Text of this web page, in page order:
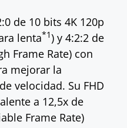
de 10 bits 4K 120p
lenta*1) y 4:2:2 de
Frame Rate) con
mejorar la
velocidad. Su FHD
a 12,5x de
Frame Rate)